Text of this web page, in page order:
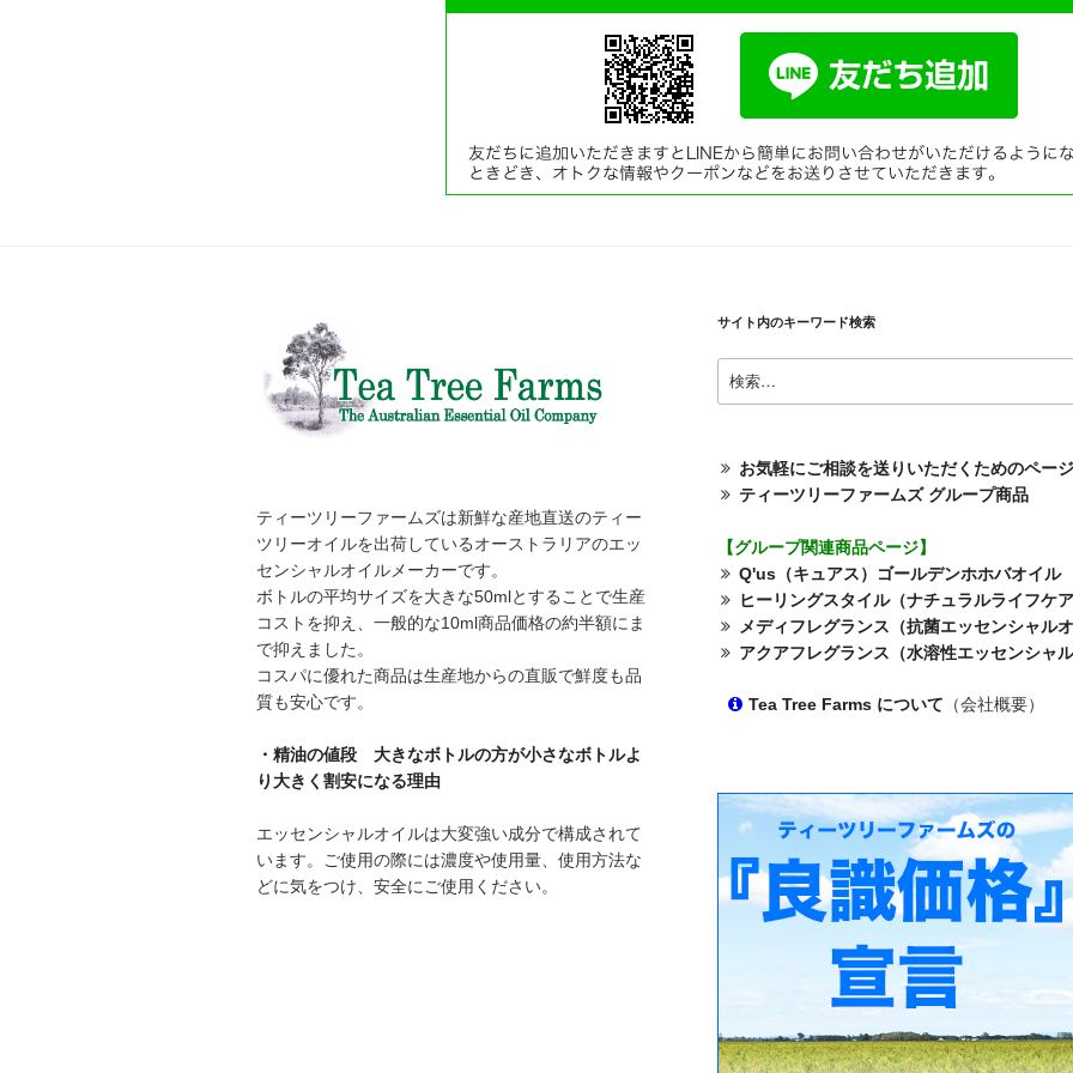
ティーツリーファームズは新鮮な産地直送のティー
ツリーオイルを出荷しているオーストラリアのエッ
センシャルオイルメーカーです。
ボトルの平均サイズを大きな50mlとすることで生産
コストを抑え、一般的な10ml商品価格の約半額にま
で抑えました。
コスパに優れた商品は生産地からの直販で鮮度も品
質も安心です。
・精油の値段 大きなボトルの方が小さなボトルよ
り大きく割安になる理由
エッセンシャルオイルは大変強い成分で構成されて
います。ご使用の際には濃度や使用量、使用方法な
どに気をつけ、安全にご使用ください。
サイト内のキーワード検索
検
お気軽にご相談を送りいただくためのページ
ティーツリーファームズ グループ商品
【グループ関連商品ページ】
Q'us（キュアス）ゴールデンホホバオイル
ヒーリングスタイル（ナチュラルライフケア
メディフレグランス（抗菌エッセンシャルオ
アクアフレグランス（水溶性エッセンシャル
Tea Tree Farms について （会社概要）